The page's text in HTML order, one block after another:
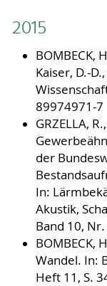
2015
BOMBECK,
Kaiser, D.-
89974971-7
GRZELLA,
der
In:
Akustik,
Band 10,
BOMBECK,
Wandel. In:
Heft 11, S.